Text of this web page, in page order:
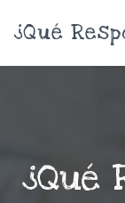
¿Qué
¿Qué